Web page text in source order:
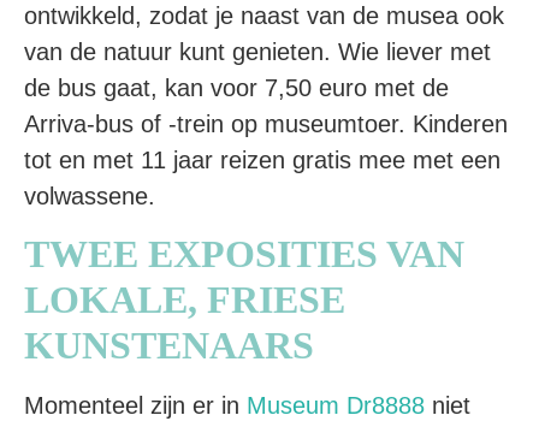
ontwikkeld, zodat je naast van de musea ook
van de natuur kunt genieten. Wie liever met
de bus gaat, kan voor 7,50 euro met de
Arriva-bus of -trein op museumtoer. Kinderen
tot en met 11 jaar reizen gratis mee met een
volwassene.
TWEE EXPOSITIES VAN
LOKALE, FRIESE
KUNSTENAARS
Momenteel zijn er in Museum Dr8888 niet